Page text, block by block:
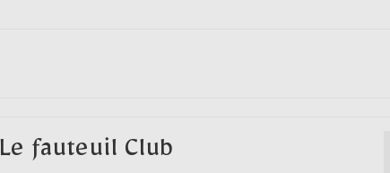
Le fauteuil Club